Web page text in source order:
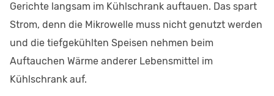
Gerichte langsam im Kühlschrank auftauen. Das spart
Strom, denn die Mikrowelle muss nicht genutzt werden
und die tiefgekühlten Speisen nehmen beim
Auftauchen Wärme anderer Lebensmittel im
Kühlschrank auf.